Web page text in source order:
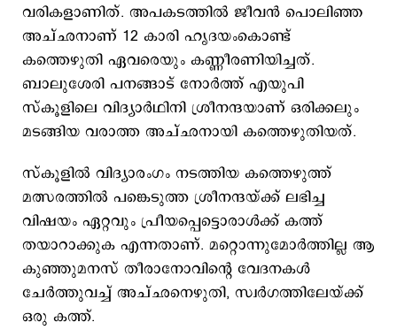
വരികളാണിത്. അപകടത്തില്‍ ജീവന്‍ പൊലിഞ്ഞ
അച്ഛനാണ് 12 കാരി ഹൃദയംകൊണ്ട്
കത്തെഴുതി ഏവരെയും കണ്ണീരണിയിച്ചത്.
ബാലുശേരി പനങ്ങാട് നോര്‍ത്ത് എയുപി
സ്കൂളിലെ വിദ്യാര്‍ഥിനി ശ്രീനന്ദയാണ് ഒരിക്കലും
മടങ്ങിയ വരാത്ത അച്ഛനായി കത്തെഴുതിയത്.
സ്കൂളില്‍ വിദ്യാരംഗം നടത്തിയ കത്തെഴുത്ത്
മത്സരത്തില്‍ പങ്കെടുത്ത ശ്രീനന്ദയ്ക്ക് ലഭിച്ച
വിഷയം ഏറ്റവും പ്രീയപ്പെട്ടൊരാള്‍ക്ക് കത്ത്
തയാറാക്കുക എന്നതാണ്. മറ്റൊന്നുമോര്‍ത്തില്ല ആ
കുഞ്ഞുമനസ് തീരാനോവിന്‍റെ വേദനകള്‍
ചേര്‍ത്തുവച്ച് അച്ഛനെഴുതി, സ്വര്‍ഗത്തിലേയ്ക്ക്
ഒരു കത്ത്.